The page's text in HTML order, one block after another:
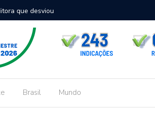
vai custar R$
Dourados
Brasil Mundo